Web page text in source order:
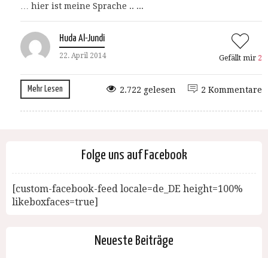
… hier ist meine Sprache .. ...
Huda Al-Jundi
22. April 2014 Gefällt mir 2
Mehr Lesen 2 Kommentare
2.722 gelesen
Folge uns auf Facebook
[custom-facebook-feed locale=de_DE height=100%
likeboxfaces=true]
Neueste Beiträge